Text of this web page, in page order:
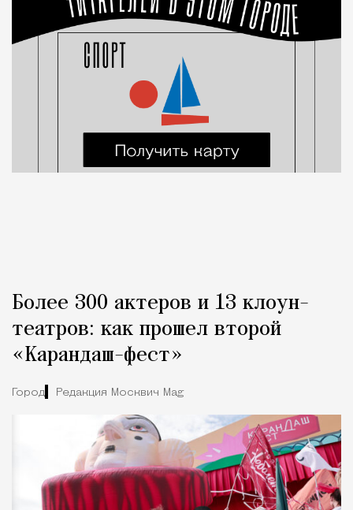
Более 300 актеров и 13 клоун-
театров: как прошел второй
«Карандаш-фест»
Город Редакция Москвич Mag